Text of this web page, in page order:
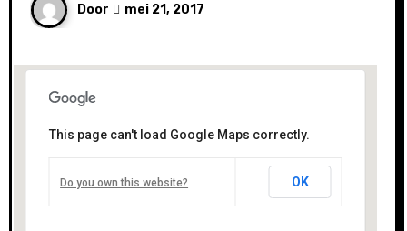
Door mei 21, 2017
Evenementen
This page can't load Google Maps correctly.
Do you own this website? OK